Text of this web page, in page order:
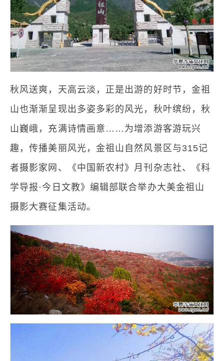
秋风送爽，天高云淡，正是出游的好时节，金祖
山也渐渐呈现出多姿多彩的风光，秋叶缤纷，秋
山巍峨，充满诗情画意……为增添游客游玩兴
趣，传播美丽风光，金祖山自然风景区与315记
者摄影家网、《中国新农村》月刊杂志社、《科
学导报·今日文教》编辑部联合举办大美金祖山
摄影大赛征集活动。